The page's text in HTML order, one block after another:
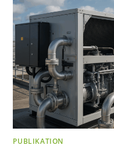
PUBLIKATION